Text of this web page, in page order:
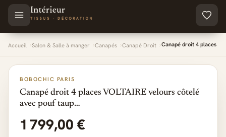
Aller au contenu principal
Accueil Salon & Salle à manger Canapés Canapé Droit Canapé droit 4 places
BOBOCHIC PARIS
Canapé droit 4 places VOLTAIRE velours côtelé
avec pouf taup…
1 799,00 €